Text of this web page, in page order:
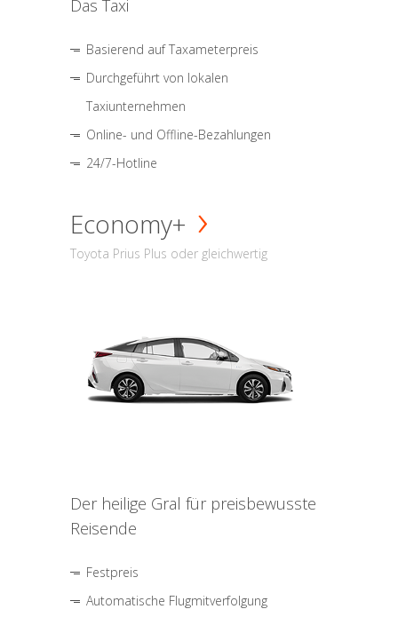
Das Taxi
Basierend auf Taxameterpreis
Durchgeführt von lokalen
Taxiunternehmen
Online- und Offline-Bezahlungen
24/7-Hotline
Economy+
Toyota Prius Plus oder gleichwertig
Der heilige Gral für preisbewusste
Reisende
Festpreis
Automatische Flugmitverfolgung